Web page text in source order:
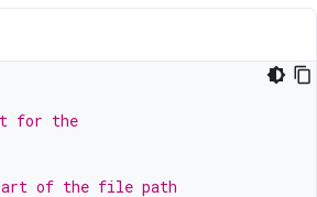
for the
of the file path